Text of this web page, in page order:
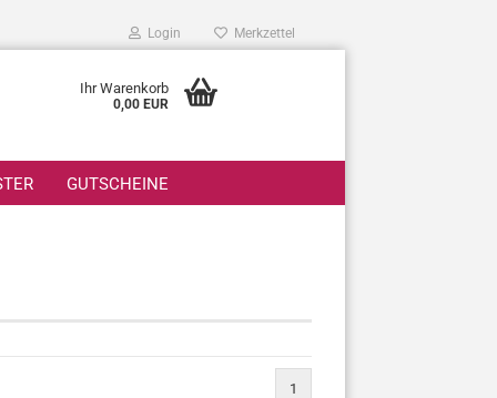
Login Merkzettel
Ihr Warenkorb
0,00 EUR
GUTSCHEINE
1